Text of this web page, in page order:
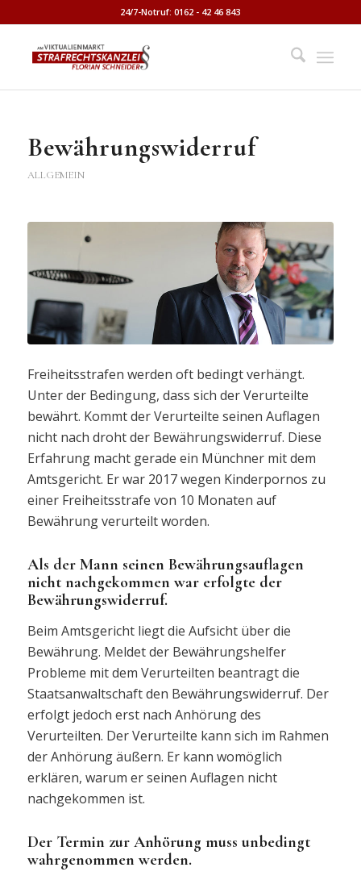
24/7-Notruf: 0162 - 42 46 843
Bewährungswiderruf
ALLGEMEIN
Freiheitsstrafen werden oft bedingt verhängt.
Unter der Bedingung, dass sich der Verurteilte
bewährt. Kommt der Verurteilte seinen Auflagen
nicht nach droht der Bewährungswiderruf. Diese
Erfahrung macht gerade ein Münchner mit dem
Amtsgericht. Er war 2017 wegen Kinderpornos zu
einer Freiheitsstrafe von 10 Monaten auf
Bewährung verurteilt worden.
Als der Mann seinen Bewährungsauflagen
nicht nachgekommen war erfolgte der
Bewährungswiderruf.
Beim Amtsgericht liegt die Aufsicht über die
Bewährung. Meldet der Bewährungshelfer
Probleme mit dem Verurteilten beantragt die
Staatsanwaltschaft den Bewährungswiderruf. Der
erfolgt jedoch erst nach Anhörung des
Verurteilten. Der Verurteilte kann sich im Rahmen
der Anhörung äußern. Er kann womöglich
erklären, warum er seinen Auflagen nicht
nachgekommen ist.
Der Termin zur Anhörung muss unbedingt
wahrgenommen werden.